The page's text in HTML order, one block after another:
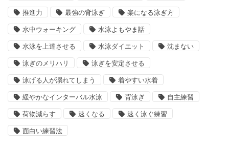
推進力 最強の背泳ぎ 楽になる泳ぎ方
水中ウォーキング 水泳よもやま話
水泳を上達させる 水泳ダイエット 沈まない
泳ぎのメリハリ 泳ぎを安定させる
泳げる人が溺れてしまう 着やすい水着
緩やかなインターバル水泳 背泳ぎ 自主練習
荷物減らす 速くなる 速く泳ぐ練習
面白い練習法